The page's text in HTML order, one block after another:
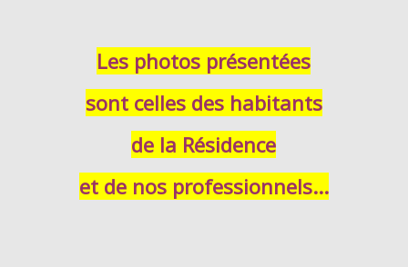
Les photos présentées
sont celles des habitants
de la Résidence
et de nos professionnels...